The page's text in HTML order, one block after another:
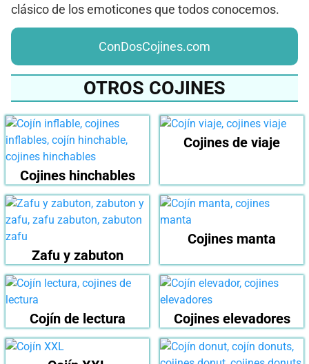
clásico de los emoticones que todos conocemos.
ConDosCojines.com
OTROS COJINES
Cojines hinchables
Cojines de viaje
Zafu y zabuton
Cojines manta
Cojín de lectura Cojines elevadores